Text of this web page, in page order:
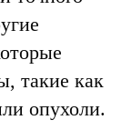
такие как
опухоли.